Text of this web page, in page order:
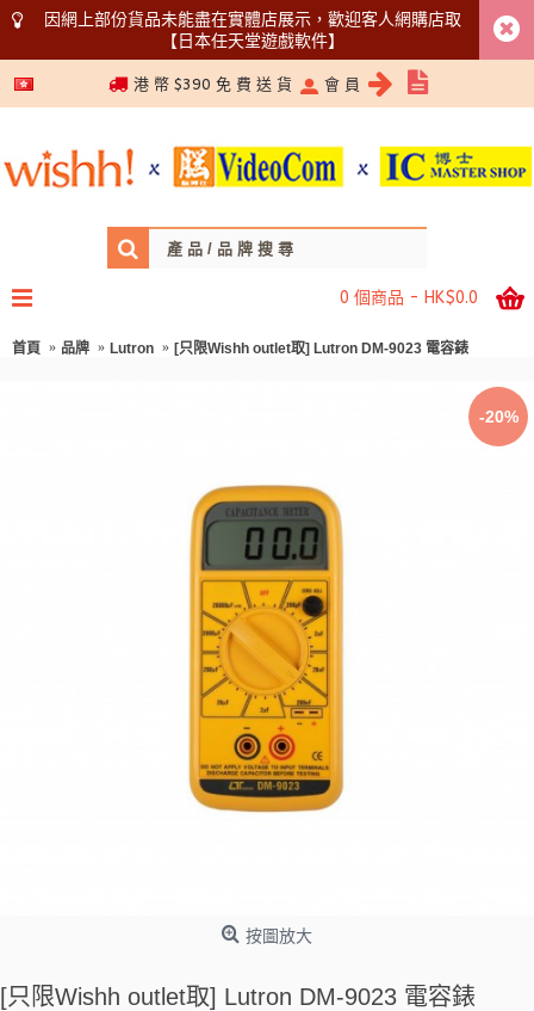
因網上部份貨品未能盡在實體店展示，歡迎客人網購店取
【日本任天堂遊戲軟件】
5366 1340
港 幣 $390 免 費 送 貨 會 員
0 個商品 - HK$0.0
首頁 品牌 Lutron [只限Wishh outlet取] Lutron DM-9023 電容錶
-20%
按圖放大
[只限Wishh outlet取] Lutron DM-9023 電容錶